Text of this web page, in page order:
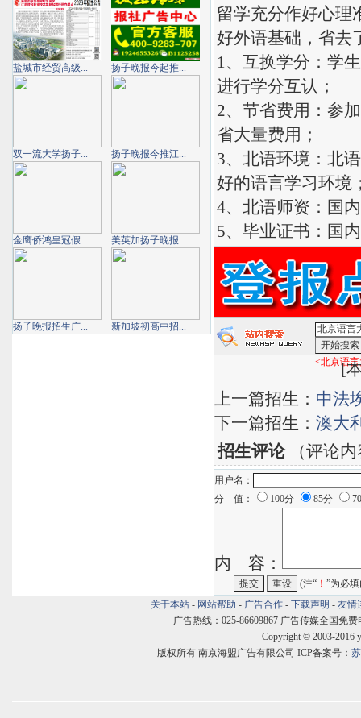
留学充分作好心理
好外语基础，省去
1、互换学分：学
进行学分互认；
2、节省费用：参
省大量费用；
3、北语环境：北
好的语言学习环境
4、北语师资：国
5、毕业证书：国
<北京语
[
上一篇招生： 中法
下一篇招生： 澳大
招生评论（评论内
用户名：
分 值：
100分 85分
内 容：
(注“ ！ ”为必
盐城市经贸高级... 扬子晚报今起推...
双一流大学扬子... 扬子晚报今推江...
金鹰侨鸿皇冠假... 美英加扬子晚报...
扬子晚报招生广... 新加坡初高中招...
关于本站 - 网站帮助 - 广告合作 - 下载声明 - 友情
广告热线：025-86609867 广告传媒全国免费
Copyright © 2003-2016
版权所有 南京海盟广告有限公司 ICP备案号：